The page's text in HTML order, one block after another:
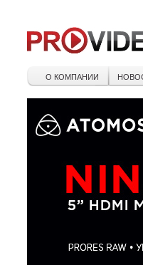
О КОМПАНИИ